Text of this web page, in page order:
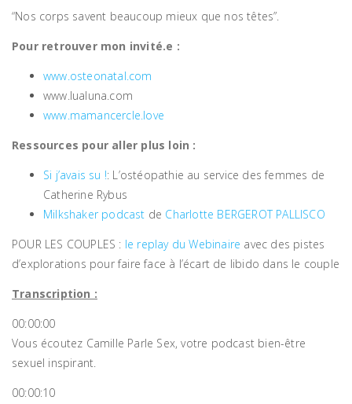
“Nos corps savent beaucoup mieux que nos têtes”.
Pour retrouver mon invité.e :
www.osteonatal.com
www.lualuna.com
www.mamancercle.love
Ressources pour aller plus loin :
Si j’avais su !: L’ostéopathie au service des femmes de
Catherine Rybus
Milkshaker podcast de Charlotte BERGEROT PALLISCO
POUR LES COUPLES : le replay du Webinaire avec des pistes
d’explorations pour faire face à l’écart de libido dans le couple
Transcription :
00:00:00
Vous écoutez Camille Parle Sex, votre podcast bien-être
sexuel inspirant.
00:00:10